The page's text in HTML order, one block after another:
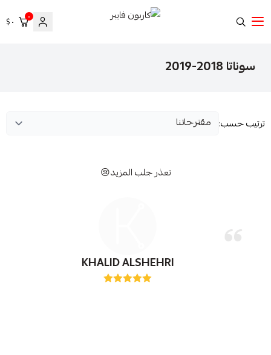
٠ ٠ $
سوناتا 2018-2019
ترتيب حسب:
تعذر جلب المزيد😢
KHALID ALSHEHRI